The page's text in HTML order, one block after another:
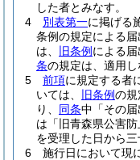
した者とみなす。
4
別表第一に掲げる
条例の規定による
は、
旧条例 による届
条の規定は、適用し
5
前項に規定する者
いては、
旧条例の規
り、 同条中「その
は「旧青森県公害
を受理した日から三
6
施行日において現